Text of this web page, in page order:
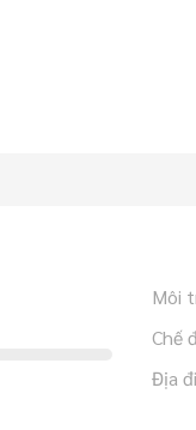
Môi
Chế
Địa